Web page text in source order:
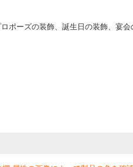
ポーズの装飾、誕生日の装飾、宴会